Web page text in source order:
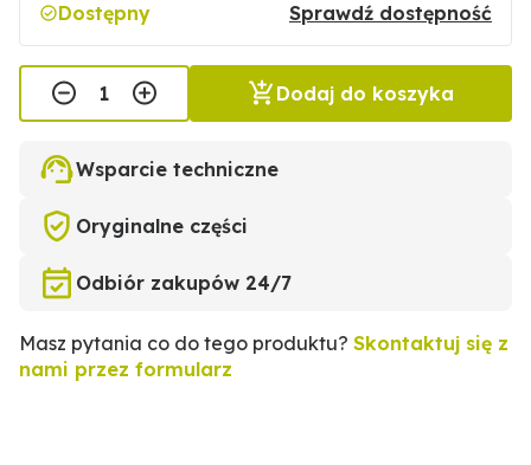
Dostępny Sprawdź dostępność
Dodaj do koszyka
Wsparcie techniczne
Oryginalne części
Odbiór zakupów 24/7
Masz pytania co do tego produktu? Skontaktuj się z
nami przez formularz